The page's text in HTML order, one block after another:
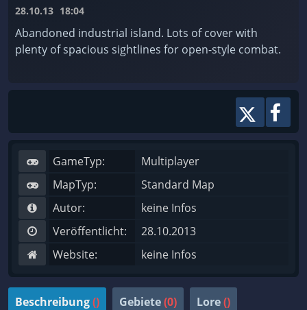
28.10.13 18:04
Abandoned industrial island. Lots of cover with
plenty of spacious sightlines for open-style combat.
GameTyp:
Multiplayer
MapTyp:
Standard Map
Autor:
keine Infos
Veröffentlicht:
28.10.2013
Website:
keine Infos
Beschreibung() Gebiete(0) Lore()